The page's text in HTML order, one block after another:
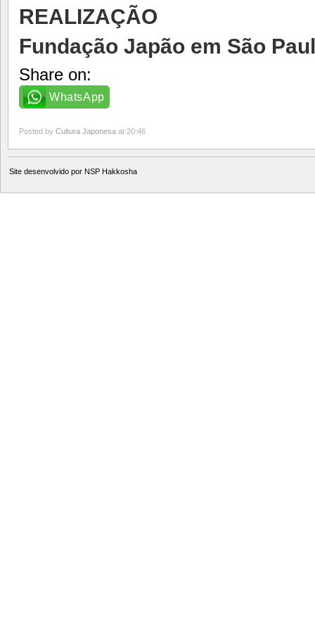
REALIZAÇÃO
Fundação Japão em São
Share on:
WhatsApp
Posted by Cultura Japonesa at 20:46
Site desenvolvido por NSP Hakkosha